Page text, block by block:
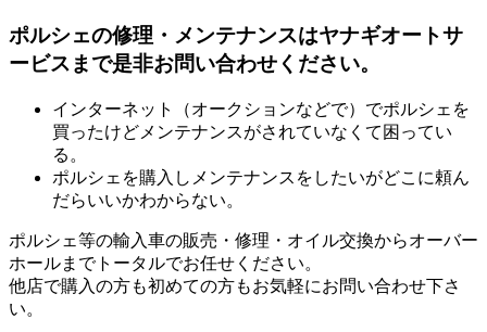
ポルシェの修理・メンテナンスはヤナギオートサ
ービスまで是非お問い合わせください。
インターネット（オークションなどで）でポルシェを
買ったけどメンテナンスがされていなくて困ってい
る。
ポルシェを購入しメンテナンスをしたいがどこに頼ん
だらいいかわからない。
ポルシェ等の輸入車の販売・修理・オイル交換からオーバー
ホールまでトータルでお任せください。
他店で購入の方も初めての方もお気軽にお問い合わせ下さ
い。